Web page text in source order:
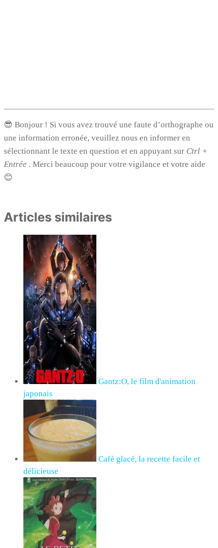
😎 Bonjour ! Si vous avez trouvé une faute d’orthographe ou
une information erronée, veuillez nous en informer en
sélectionnant le texte en question et en appuyant sur Ctrl +
Entrée . Merci beaucoup pour votre vigilance et votre aide
😊
Articles similaires
Gantz:O, le film d'animation
japonais
Café glacé, la recette facile et
délicieuse